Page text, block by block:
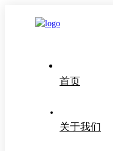
首页
关于我们